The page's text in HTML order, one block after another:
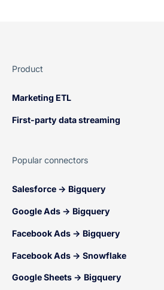
Product
Marketing ETL
First-party data streaming
Popular connectors
Salesforce → Bigquery
Google Ads → Bigquery
Facebook Ads → Bigquery
Facebook Ads → Snowflake
Google Sheets → Bigquery